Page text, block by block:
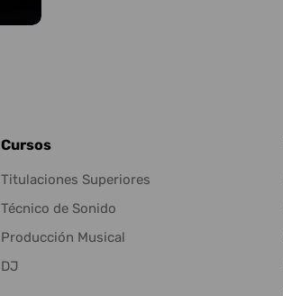
Cursos
Titulaciones Superiores
Técnico de Sonido
Producción Musical
DJ